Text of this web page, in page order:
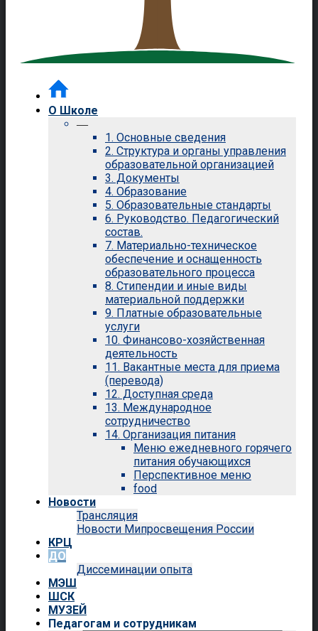
О Школе
—
1. Основные сведения
2. Структура и органы управления
образовательной организацией
3. Документы
4. Образование
5. Образовательные стандарты
6. Руководство. Педагогический
состав.
7. Материально-техническое
обеспечение и оснащенность
образовательного процесса
8. Стипендии и иные виды
материальной поддержки
9. Платные образовательные
услуги
10. Финансово-хозяйственная
деятельность
11. Вакантные места для приема
(перевода)
12. Доступная среда
13. Международное
сотрудничество
14. Организация питания
Меню ежедневного горячего
питания обучающихся
Перспективное меню
food
Новости
Трансляция
Новости Мипросвещения России
КРЦ
ДО
Диссеминации опыта
МЭШ
ШСК
МУЗЕЙ
Педагогам и сотрудникам